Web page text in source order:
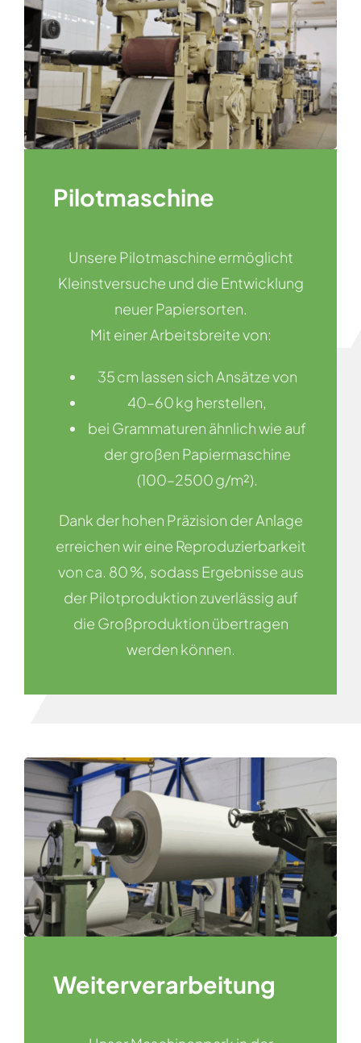
Pilotmaschine
Unsere Pilotmaschine ermöglicht
Kleinstversuche und die Entwicklung
neuer Papiersorten.
Mit einer Arbeitsbreite von:
35 cm lassen sich Ansätze von
40–60 kg herstellen,
bei Grammaturen ähnlich wie auf
der großen Papiermaschine
(100–2500 g/m²).
Dank der hohen Präzision der Anlage
erreichen wir eine Reproduzierbarkeit
von ca. 80 %, sodass Ergebnisse aus
der Pilotproduktion zuverlässig auf
die Großproduktion übertragen
werden können.
Weiter­verarbeitung